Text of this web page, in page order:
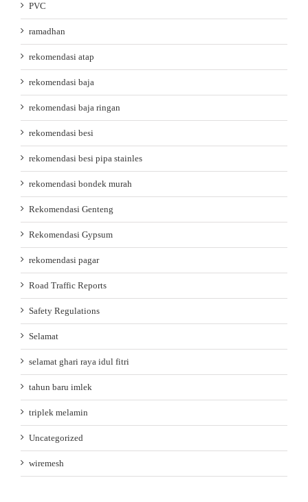
PVC
ramadhan
rekomendasi atap
rekomendasi baja
rekomendasi baja ringan
rekomendasi besi
rekomendasi besi pipa stainles
rekomendasi bondek murah
Rekomendasi Genteng
Rekomendasi Gypsum
rekomendasi pagar
Road Traffic Reports
Safety Regulations
Selamat
selamat ghari raya idul fitri
tahun baru imlek
triplek melamin
Uncategorized
wiremesh